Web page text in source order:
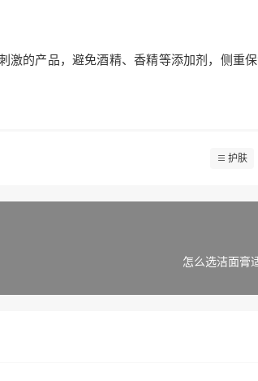
的产品，避免酒精、香精等添加剂，侧重保
护肤
怎么选洁面膏